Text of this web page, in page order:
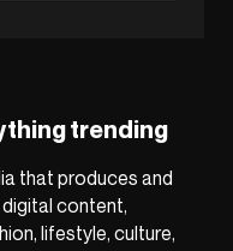
trending
that produces and
content,
lifestyle, culture,